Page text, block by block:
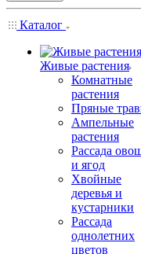
Каталог
Живые растения
Комнатные
растения
Пряные
Ампельные
растения
Рассада
и ягод
Хвойные
деревья и
кустарники
Рассада
однолетних
цветов